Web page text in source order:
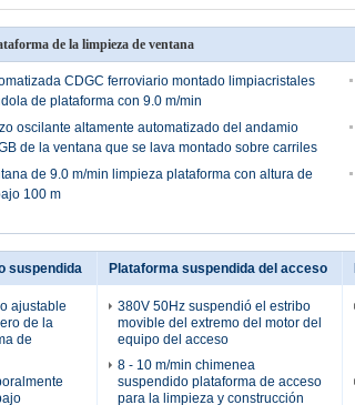
de la limpieza de ventana
CDGC ferroviario montado limpiacristales
de plataforma con 9.0 m/min
oscilante altamente automatizado del andamio
de la ventana que se lava montado sobre carriles
de 9.0 m/min limpieza plataforma con altura de
100 m
suspendida
ajustable
de la
de
Plataforma suspendida del acceso
380V 50Hz suspendió el estribo
movible del extremo del motor del
equipo del acceso
8 - 10 m/min chimenea
suspendido plataforma de acceso
para la limpieza y construcción